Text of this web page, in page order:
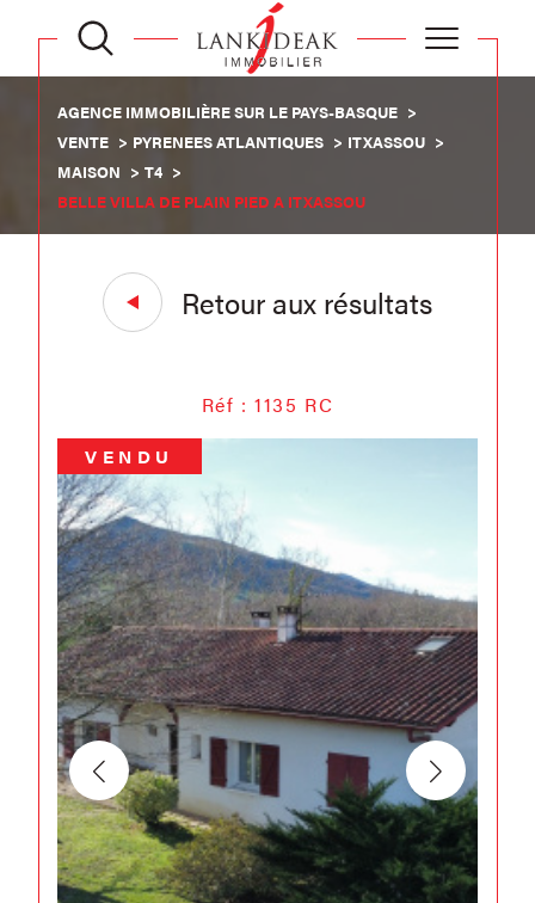
AGENCE IMMOBILIÈRE SUR LE PAYS-BASQUE
VENTE
PYRENEES ATLANTIQUES
ITXASSOU
MAISON
T4
BELLE VILLA DE PLAIN PIED A ITXASSOU
Retour aux résultats
Réf : 1135 RC
VENDU